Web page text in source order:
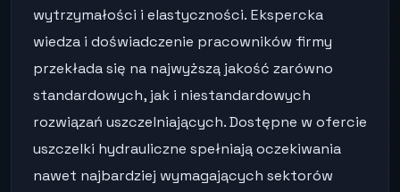
wytrzymałości i elastyczności. Ekspercka
wiedza i doświadczenie pracowników firmy
przekłada się na najwyższą jakość zarówno
standardowych, jak i niestandardowych
rozwiązań uszczelniających. Dostępne w ofercie
uszczelki hydrauliczne spełniają oczekiwania
nawet najbardziej wymagających sektorów